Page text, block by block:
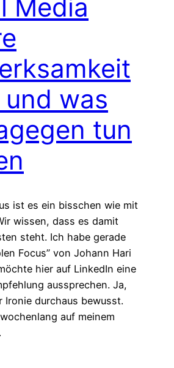
Media
was
tun
ist es ein bisschen wie mit
wissen, dass es damit
steht. Ich habe gerade
Focus” von Johann Hari
hier auf LinkedIn eine
aussprechen. Ja,
Ironie durchaus bewusst.
auf meinem